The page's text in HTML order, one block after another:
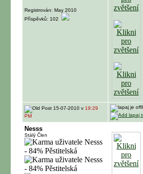
Registrován: May 2010
Příspěvků: 102
15-07-2010 v 19:29
PM
Nesss
Stálý Člen